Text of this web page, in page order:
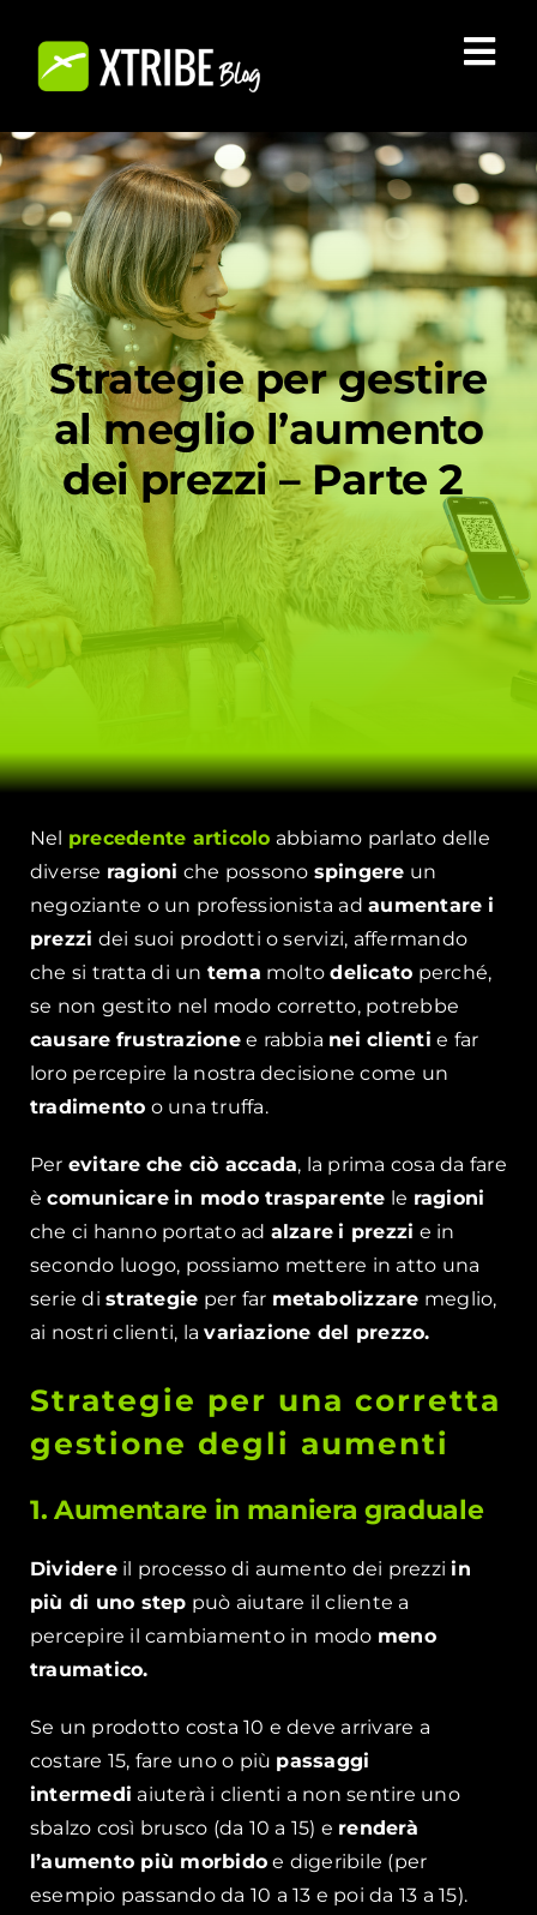
contenuto
CHI SIAMO
BLOG
COMMUNITY
INIZIA A VENDERE SU XTRIBE
Strategie per gestire
al meglio l’aumento
dei prezzi – Parte 2
Nel precedente articolo abbiamo parlato delle
diverse ragioni che possono spingere un
negoziante o un professionista adaumentare i
prezzi dei suoi prodotti o servizi, affermando
che si tratta di un tema moltodelicato perché,
se non gestito nel modo corretto, potrebbe
causare frustrazionee rabbia nei clienti e far
loro percepire la nostra decisione come un
tradimento o una truffa.
Per evitare che ciò accada, la prima cosa da fare
ècomunicare in modo trasparente le ragioni
che ci hanno portato ad alzare i prezzi e in
secondo luogo, possiamo mettere in atto una
serie distrategie per far metabolizzare meglio,
ai nostri clienti, lavariazione del prezzo.
Strategie per una corretta
gestione degli aumenti
1. Aumentare in maniera graduale
Dividereil processo di aumento dei prezziin
più di uno step può aiutare il cliente a
percepire il cambiamento in modo meno
traumatico.
Se un prodotto costa 10 e deve arrivare a
costare 15, fare uno o più passaggi
intermedi aiuterà i clienti a non sentire uno
sbalzo così brusco (da 10 a 15) e renderà
l’aumento più morbido e digeribile (per
esempio passando da 10 a 13 e poi da 13 a 15).